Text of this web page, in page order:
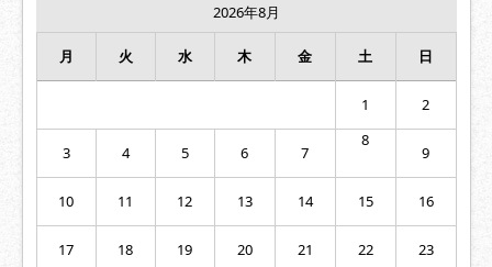
2026年8月
月 火 水 木 金 土 日
1 2
3 4 5 6 7
8
9
10 11 12 13 14 15 16
17 18 19 20 21 22 23